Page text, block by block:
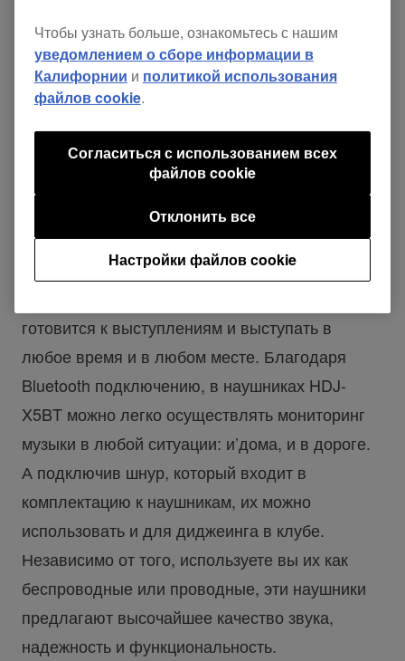
ходу. Теперь наушники предлагаются в
четырех цветовых решениях:HDJ-X5BT-K
(черный металик),
новом цветовом решенииHDJ-X5BT-N
Сегодня как никогда раньше диджеям нужно
оборудование, которое ’не ограничивает их в
готовится к выступлениям и выступать в
любое время и в любом месте. Благодаря
Bluetooth подключению, в наушниках HDJ-
X5BT можно легко осуществлять мониторинг
музыки в любой ситуации: и’дома, и в дороге.
А подключив шнур, который входит в
комплектацию к наушникам, их можно
использовать и для диджеинга в клубе.
Независимо от того, используете вы их как
беспроводные или проводные, эти наушники
предлагают высочайшее качество звука,
надежность и функциональность.
Чтобы узнать больше, ознакомьтесь с нашим
уведомлением о сборе информации в
Калифорнии и политикой использования
файлов cookie.
Настройки файлов cookie
Отклонить все
Согласиться с использованием всех
файлов cookie